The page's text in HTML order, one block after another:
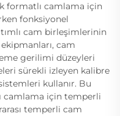
formatlı camlama için
fonksiyonel
cam birleşimlerinin
cam
gerilimi düzeyleri
sürekli izleyen kalibre
kullanır. Bu
camlama için temperli
temperli cam